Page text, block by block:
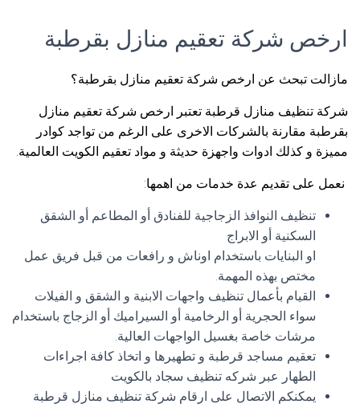
ارخص شركة تعقيم منازل بقرطبة
مازالت تبحث عن ارخص شركة تعقيم منازل بقرطبة؟
شركة تنظيف منازل قرطبة تعتبر ارخص شركة تعقيم منازل
بقرطبة مقارنة بالشركات الاخرى على الرغم من تواجد كوادر
مميزة و كذلك ادوات واجهزة حديثة و مواد تعقيم الكويت العالمية.
نعمل على تقديم عدة خدمات من اهمها:
تنظيف النوافذ الزجاجية للفنادق أو المطاعم أو الشقق
السكنية أو الابراج
او البنايات باستخدام اوناش و رافعات من قبل فريق عمل
مختص بهذه المهمة.
القيام بأعمال تنظيف واجهات الابنية و الشقق و الفيلات
سواء الحجرية أو الرخامية أو السيراميك أو الزجاج باستخدام
مرشات خاصة بغسيل الواجهات العالية.
تعقيم مساجد قرطبة و تطهيرها و اتخاذ كافة اجراءات
الطهار عبر شركه تنظيف سجاد بالكويت
يمكنكم الاتصال على ارقام شركة تنظيف منازل قرطبة